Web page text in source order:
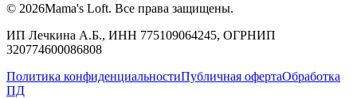
© 2026Mama's Loft. Все права защищены.
ИП Лечкина А.Б., ИНН 775109064245, ОГРНИП
320774600086808
Политика конфиденциальностиПубличная офертаОбработка
ПД